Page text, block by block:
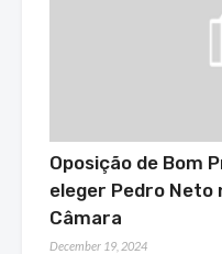
Oposição de Bom
eleger Pedro Neto
Câmara
December 19, 2024